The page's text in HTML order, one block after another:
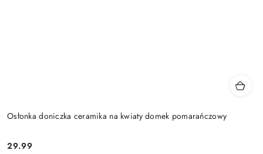
Osłonka doniczka ceramika na kwiaty domek pomarańczowy
29.99